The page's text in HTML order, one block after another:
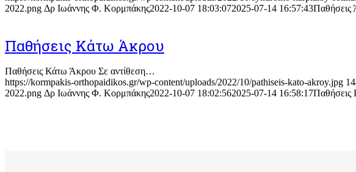
2022.png Δρ Ιωάννης Φ. Κορμπάκης2022-10-07 18:03:072025-07-14 16:57:43Παθήσεις
Παθήσεις Κάτω Άκρου
Παθήσεις Κάτω Άκρου Σε αντίθεση…
https://kormpakis-orthopaidikos.gr/wp-content/uploads/2022/10/pathiseis-kato-akroy.jpg
2022.png Δρ Ιωάννης Φ. Κορμπάκης2022-10-07 18:02:562025-07-14 16:58:17